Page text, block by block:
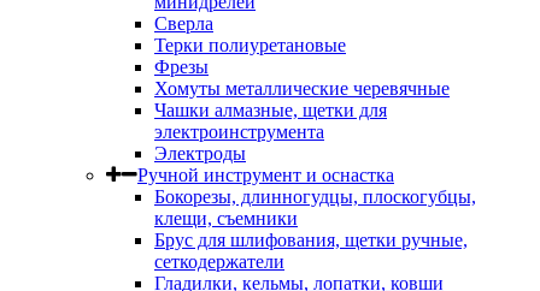
Сверла
Терки полиуретановые
Фрезы
Хомуты металлические черевячные
Чашки алмазные, щетки для
электроинструмента
Электроды
Ручной инструмент и оснастка
Бокорезы, длинногудцы, плоскогубцы,
клещи, съемники
Брус для шлифования, щетки ручные,
сеткодержатели
Гладилки, кельмы, лопатки, ковши